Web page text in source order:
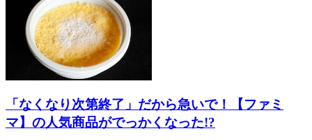
「なくなり次第終了」だから急いで！【ファミ
マ】の人気商品がでっかくなった!?